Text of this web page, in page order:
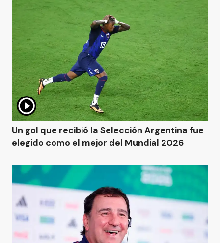
Un gol que recibió la Selección Argentina fue
elegido como el mejor del Mundial 2026